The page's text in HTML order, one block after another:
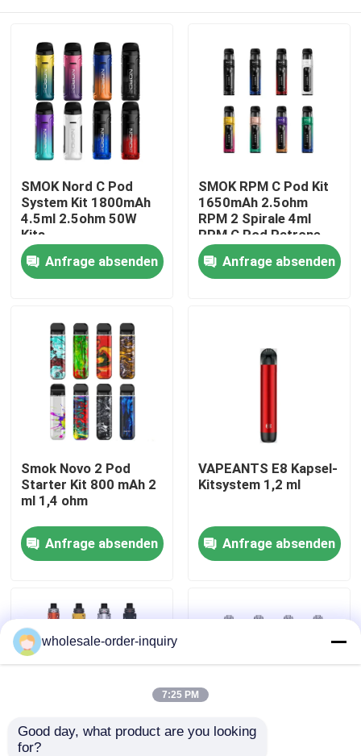
Produkte
Videos
Über uns
Fabrik-Ausflug
Qualitätskontrolle
Fordern Sie ein Zitat
Nachfüllbare Hülse Vapes
Wegwerfhülse Vapes
SMOK Nord C Pod
System Kit 1800mAh
4.5ml 2.5ohm 50W
Kits
Anfrage absenden
SMOK RPM C Pod Kit
1650mAh 2.5ohm
RPM 2 Spirale 4ml
RPM C Pod Patrone
50W Kits
Anfrage absenden
Smok Novo 2 Pod
Starter Kit 800 mAh 2
ml 1,4 ohm
Anfrage absenden
VAPEANTS E8 Kapsel-
Kitsystem 1,2 ml
Anfrage absenden
Vaporesso ARMOUR
wholesale-order-inquiry
7:25 PM
Good day, what product are you looking
for?